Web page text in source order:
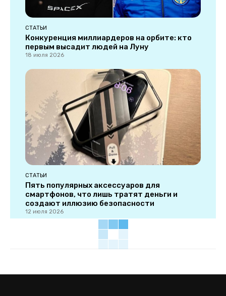
СТАТЬИ
Конкуренция миллиардеров на орбите: кто
первым высадит людей на Луну
18 июля 2026
СТАТЬИ
Пять популярных аксессуаров для
смартфонов, что лишь тратят деньги и
создают иллюзию безопасности
12 июля 2026